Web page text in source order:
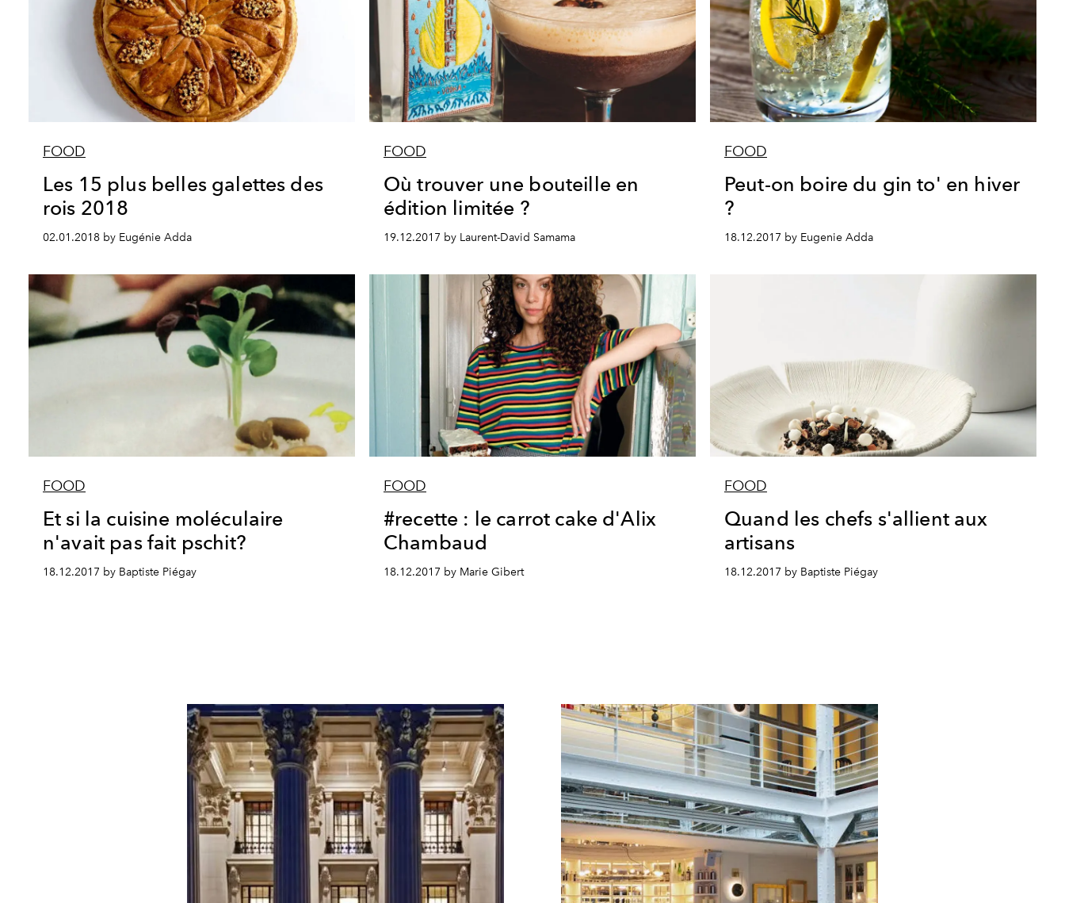
FOOD
Les 15 plus belles galettes des
rois 2018
02.01.2018 by Eugénie Adda
FOOD
Où trouver une bouteille en
édition limitée ?
19.12.2017 by Laurent-David Samama
FOOD
Peut-on boire du gin to' en hiver
?
18.12.2017 by Eugenie Adda
FOOD
Et si la cuisine moléculaire
n'avait pas fait pschit?
18.12.2017 by Baptiste Piégay
FOOD
#recette : le carrot cake d'Alix
Chambaud
18.12.2017 by Marie Gibert
FOOD
Quand les chefs s'allient aux
artisans
18.12.2017 by Baptiste Piégay